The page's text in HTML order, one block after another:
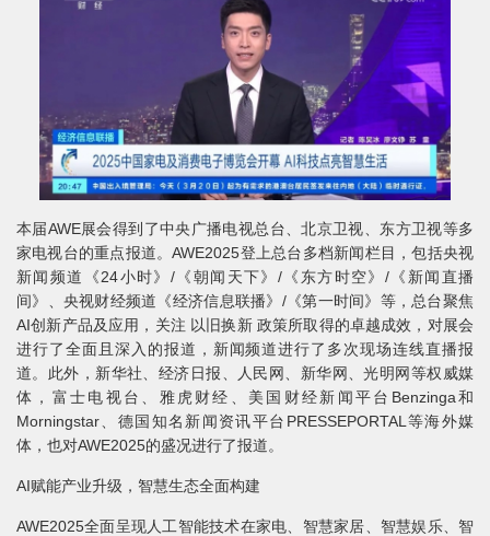
本届AWE展会得到了中央广播电视总台、北京卫视、东方卫视等多
家电视台的重点报道。AWE2025登上总台多档新闻栏目，包括央视
新闻频道《24小时》/《朝闻天下》/《东方时空》/《新闻直播
间》、央视财经频道《经济信息联播》/《第一时间》等，总台聚焦
AI创新产品及应用，关注 以旧换新 政策所取得的卓越成效，对展会
进行了全面且深入的报道，新闻频道进行了多次现场连线直播报
道。此外，新华社、经济日报、人民网、新华网、光明网等权威媒
体，富士电视台、雅虎财经、美国财经新闻平台Benzinga和
Morningstar、德国知名新闻资讯平台PRESSEPORTAL等海外媒
体，也对AWE2025的盛况进行了报道。
AI赋能产业升级，智慧生态全面构建
AWE2025全面呈现人工智能技术在家电、智慧家居、智慧娱乐、智